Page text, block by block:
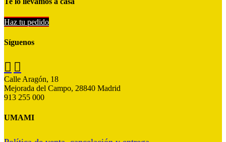
Haz tu pedido
Síguenos
 
Calle Aragón, 18
Mejorada del Campo, 28840 Madrid
913 255 000
UMAMI